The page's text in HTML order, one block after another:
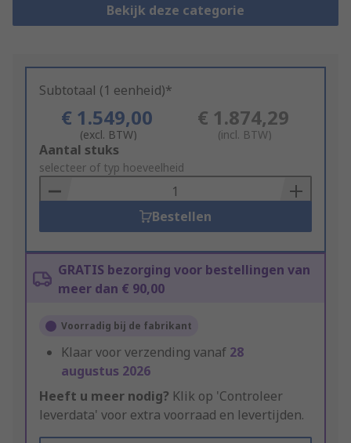
Bekijk deze categorie
Subtotaal (1 eenheid)*
€ 1.549,00
(excl. BTW)
€ 1.874,29
(incl. BTW)
Add
to
Basket
Aantal stuks
selecteer of typ hoeveelheid
Bestellen
GRATIS bezorging voor bestellingen van
meer dan € 90,00
Voorradig bij de fabrikant
Klaar voor verzending vanaf 28
augustus 2026
Heeft u meer nodig? Klik op 'Controleer
leverdata' voor extra voorraad en levertijden.